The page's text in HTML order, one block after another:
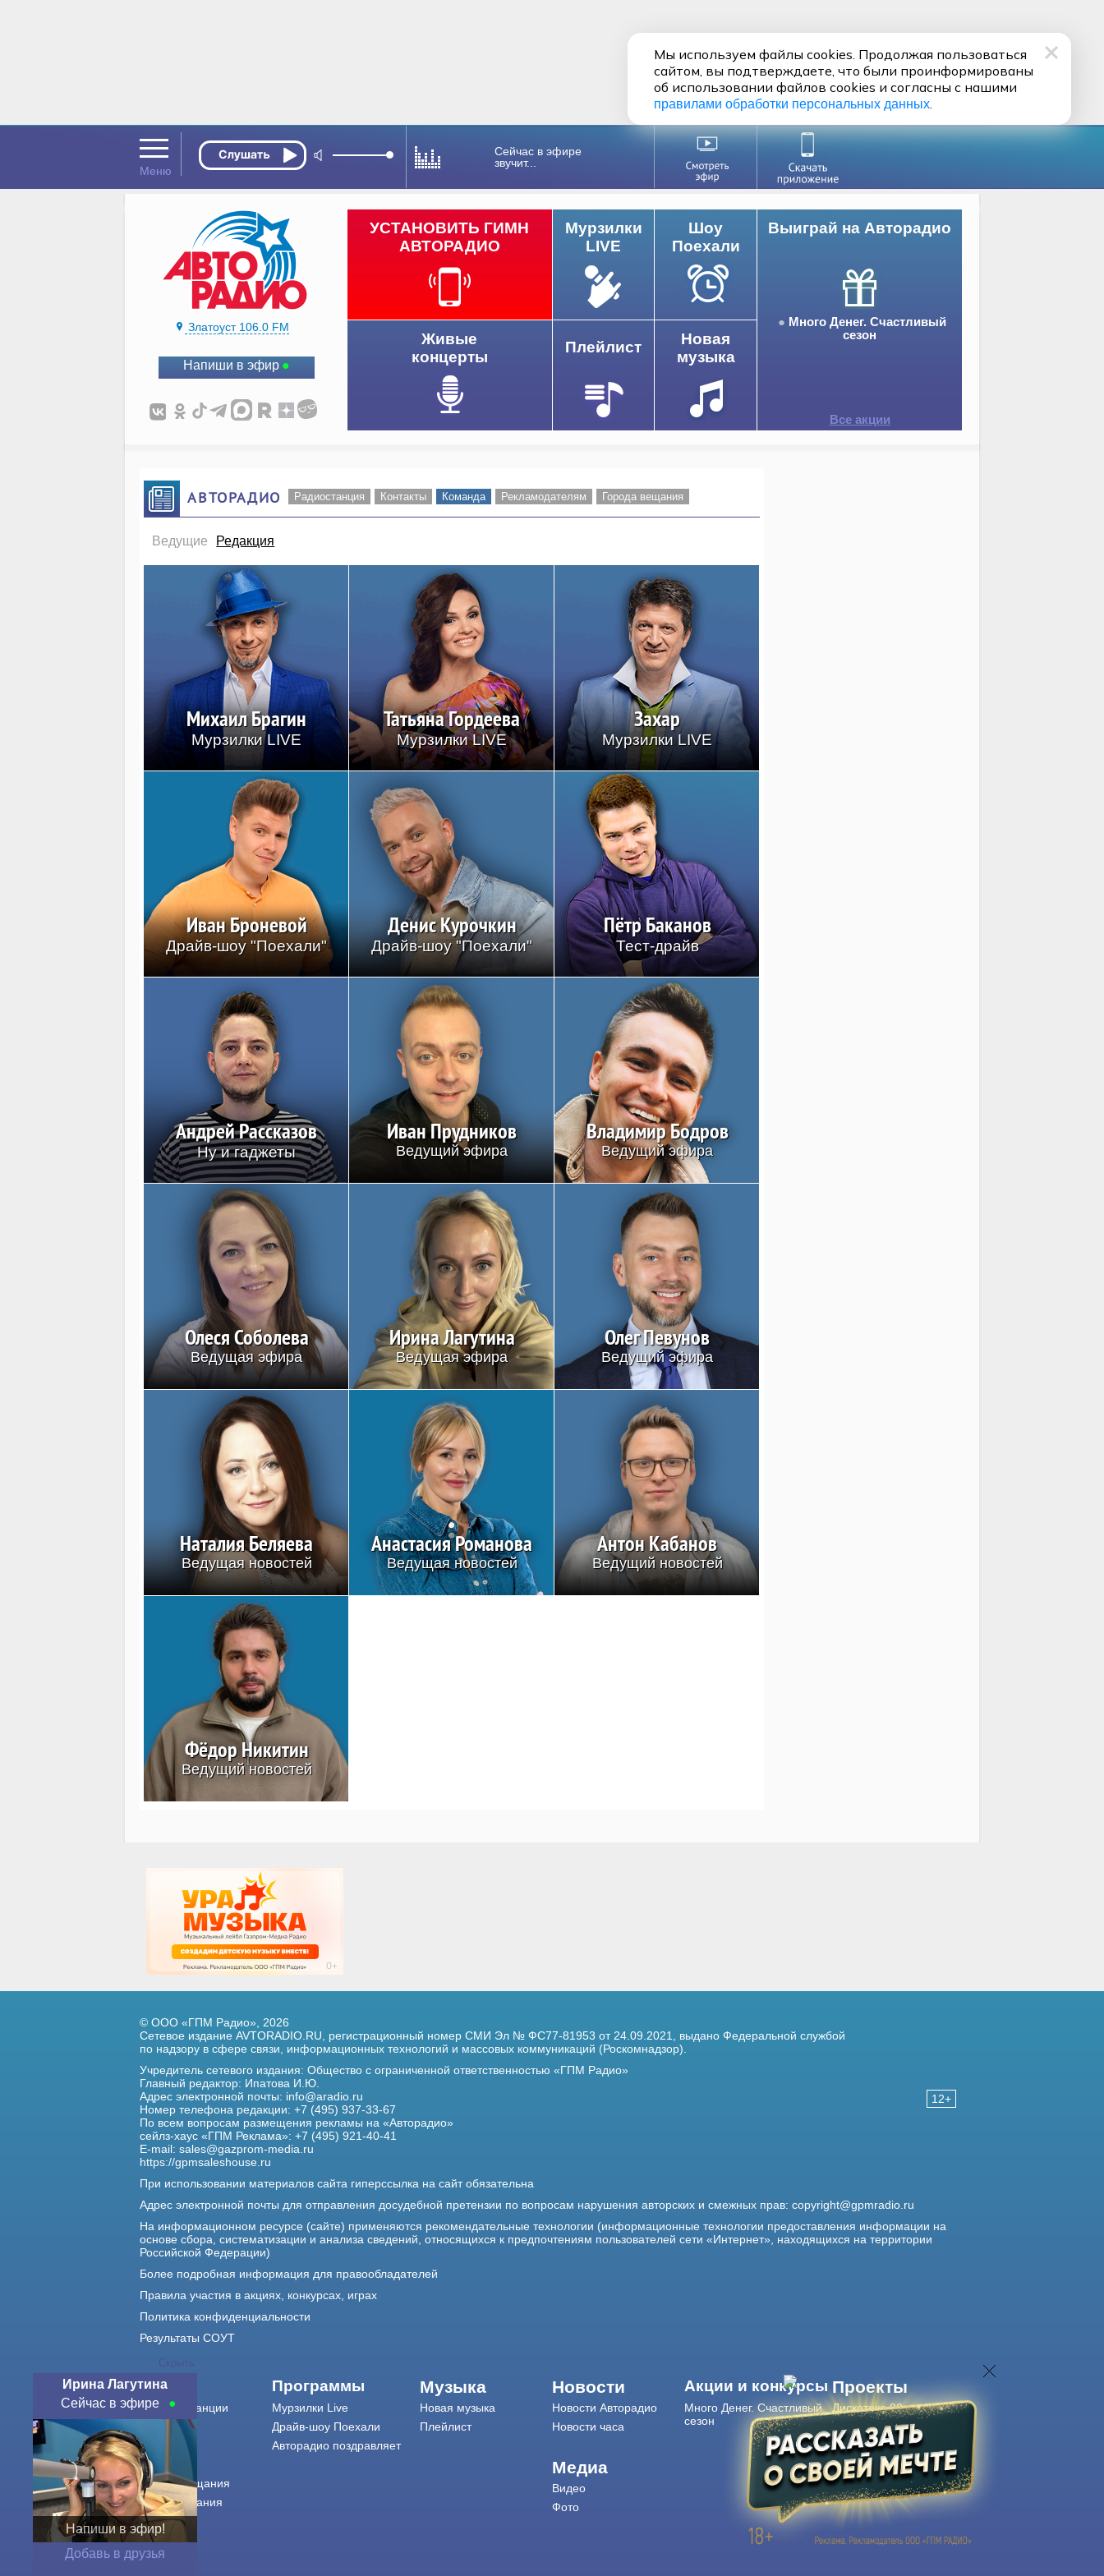
Сейчас в эфире
звучит...
Златоуст 106.0 FM
Напиши в эфир
Выиграй на Авторадио
Много Денег. Счастливый
сезон
Все акции
УСТАНОВИТЬ ГИМН
АВТОРАДИО
Мурзилки
LIVE
Шоу
Поехали
Живые
концерты
Плейлист
Новая
музыка
АВТОРАДИО Радиостанция Контакты Команда Рекламодателям Города вещания
Ведущие Редакция
Михаил Брагин
Мурзилки LIVE
Татьяна Гордеева
Мурзилки LIVE
Захар
Мурзилки LIVE
Иван Броневой
Драйв-шоу "Поехали"
Денис Курочкин
Драйв-шоу "Поехали"
Пётр Баканов
Тест-драйв
Андрей Рассказов
Ну и гаджеты
Иван Прудников
Ведущий эфира
Владимир Бодров
Ведущий эфира
Олеся Соболева
Ведущая эфира
Ирина Лагутина
Ведущая эфира
Олег Певунов
Ведущий эфира
Наталия Беляева
Ведущая новостей
Анастасия Романова
Ведущая новостей
Антон Кабанов
Ведущий новостей
Фёдор Никитин
Ведущий новостей
Скрыть
Ирина Лагутина
Сейчас в эфире
Напиши в эфир!
Добавь в друзья
12+
© ООО «ГПМ Радио», 2026
Сетевое издание AVTORADIO.RU, регистрационный номер СМИ Эл № ФС77-81953 от 24.09.2021,
выдано Федеральной службой
по надзору в сфере связи,
информационных технологий и массовых коммуникаций (Роскомнадзор).
Учредитель сетевого издания: Общество с ограниченной ответственностью «ГПМ Радио»
Главный редактор: Ипатова И.Ю.
Адрес электронной почты: info@aradio.ru
Номер телефона редакции: +7 (495) 937-33-67
По всем вопросам размещения рекламы на «Авторадио»
сейлз-хаус «ГПМ Реклама»: +7 (495) 921-40-41
E-mail: sales@gazprom-media.ru
https://gpmsaleshouse.ru
При использовании материалов сайта гиперссылка на сайт обязательна
Адрес электронной почты для отправления досудебной претензии по вопросам нарушения авторских и смежных прав: copyright@gpmradio.ru
На информационном ресурсе (сайте) применяются рекомендательные технологии (информационные технологии предоставления информации на
основе сбора, систематизации и анализа сведений, относящихся к предпочтениям пользователей сети «Интернет», находящихся на территории
Российской Федерации)
Более подробная информация для правообладателей
Правила участия в акциях, конкурсах, играх
Политика конфиденциальности
Результаты СОУТ
О нас
О радиостанции
Команда
Контакты
Реклама
Города вещания
Сетка вещания
История
Оферта
Программы
Мурзилки Live
Драйв-шоу Поехали
Авторадио поздравляет
Музыка
Новая музыка
Плейлист
Новости
Новости Авторадио
Новости часа
Медиа
Видео
Фото
Акции и конкурсы
Много Денег. Счастливый
сезон
Проекты
Дискотека 80-х
Живые концерты
Журнал Авторадио
Авторадиов смартфоне
Мы используем файлы cookies. Продолжая пользоваться
сайтом, вы подтверждаете, что были проинформированы
об использовании файлов cookies и согласны с нашими
правилами обработки персональных данных.